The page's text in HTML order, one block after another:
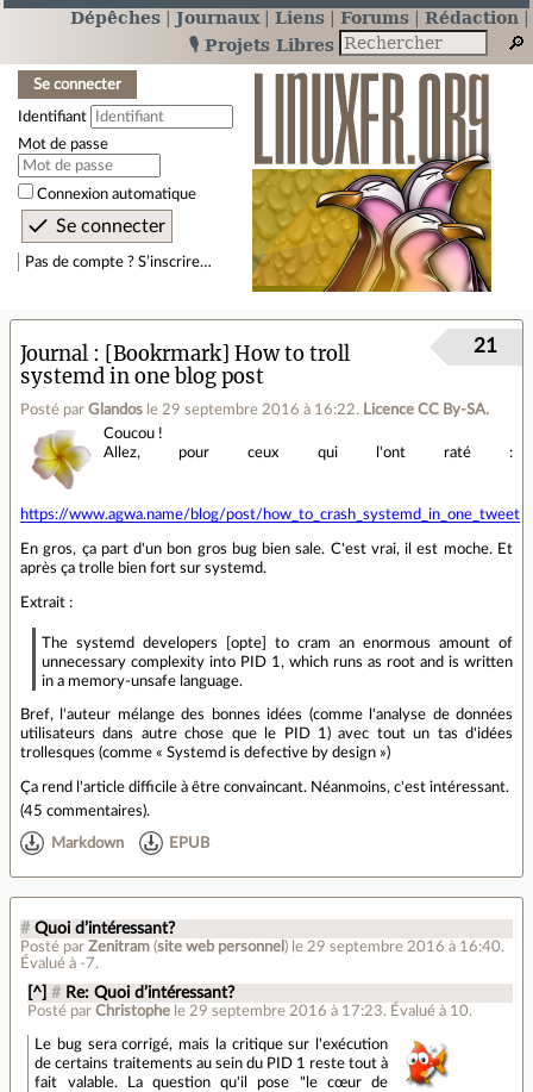
Dépêches Journaux Liens Forums
Rédaction
🎙️ Projets Libres
Se connecter
Identifiant
Mot de passe
Connexion automatique
Pas de compte ? S’inscrire…
Journal
[Bookrmark] How to troll
systemd in one blog post
Posté par Glandos le 29 septembre 2016 à 16:22. Licence CC By‑SA.
21
Coucou !
Allez, pour ceux qui l'ont raté :
https://www.agwa.name/blog/post/how_to_crash_systemd_in_one_tweet
En gros, ça part d'un bon gros bug bien sale. C'est vrai, il est moche. Et
après ça trolle bien fort sur systemd.
Extrait :
The systemd developers [opte] to cram an enormous amount of
unnecessary complexity into PID 1, which runs as root and is written
in a memory-unsafe language.
Bref, l'auteur mélange des bonnes idées (comme l'analyse de données
utilisateurs dans autre chose que le PID 1) avec tout un tas d'idées
trollesques (comme « Systemd is defective by design »)
Ça rend l'article difficile à être convaincant. Néanmoins, c'est intéressant.
(45 commentaires).
Markdown EPUB
# Quoi d’intéressant?
Posté par Zenitram (site web personnel ) le 29 septembre 2016 à 16:40.
Évalué à -7.
[^] # Re: Quoi d’intéressant?
Posté parChristophe le 29 septembre 2016 à 17:23. Évalué à 10.
Le bug sera corrigé, mais la critique sur l'exécution
de certains traitements au sein du PID 1 reste tout à
fait valable. La question qu'il pose "le cœur de